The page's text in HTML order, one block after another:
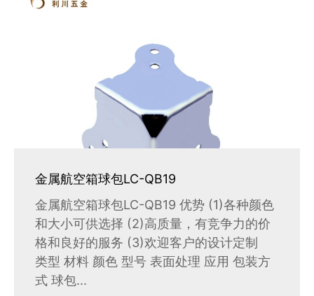
金属航空箱球包LC-QB19
金属航空箱球包LC-QB19 优势 (1)各种颜色
和大小可供选择 (2)高质量，有竞争力的价
格和良好的服务 (3)欢迎客户的设计定制
类型 材料 颜色 型号 表面处理 应用 包装方
式 球包...